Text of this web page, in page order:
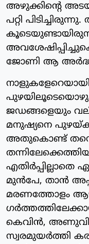
അഴുക്കിന്റെ
പറ്റി
ജോണി ആ
ജഡങ്ങളെയും
മനുഷ്യനെ
അതുകൊണ്ട്
മുന്‍പേ, താന്‍
മരണത്തോളം
കെവിന്‍,
സ്വരമുയര്‍ത്തി